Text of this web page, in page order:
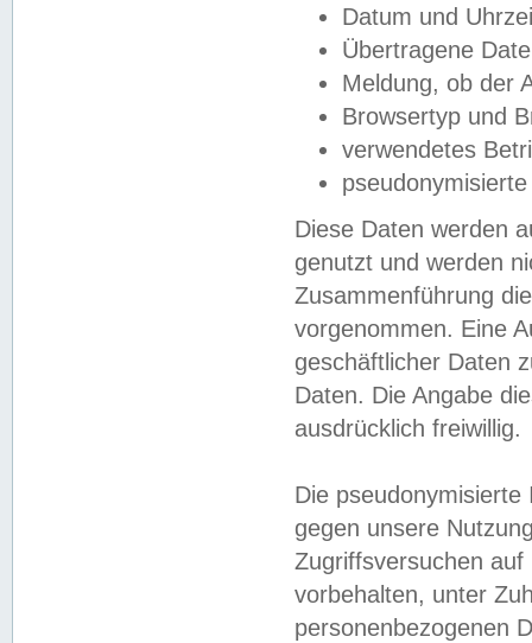
Datum und
Übertragene
Meldung, ob der
Browsertyp und
verwendetes
Diese Daten werden
genutzt und werden
Zusammenführung
vorgenommen. Eine
geschäftlicher Daten
Daten. Die Angabe
ausdrücklich freiwillig.
Die
gegen unsere
Zugriffsversuchen
vorbehalten, unter
personenbezogenen